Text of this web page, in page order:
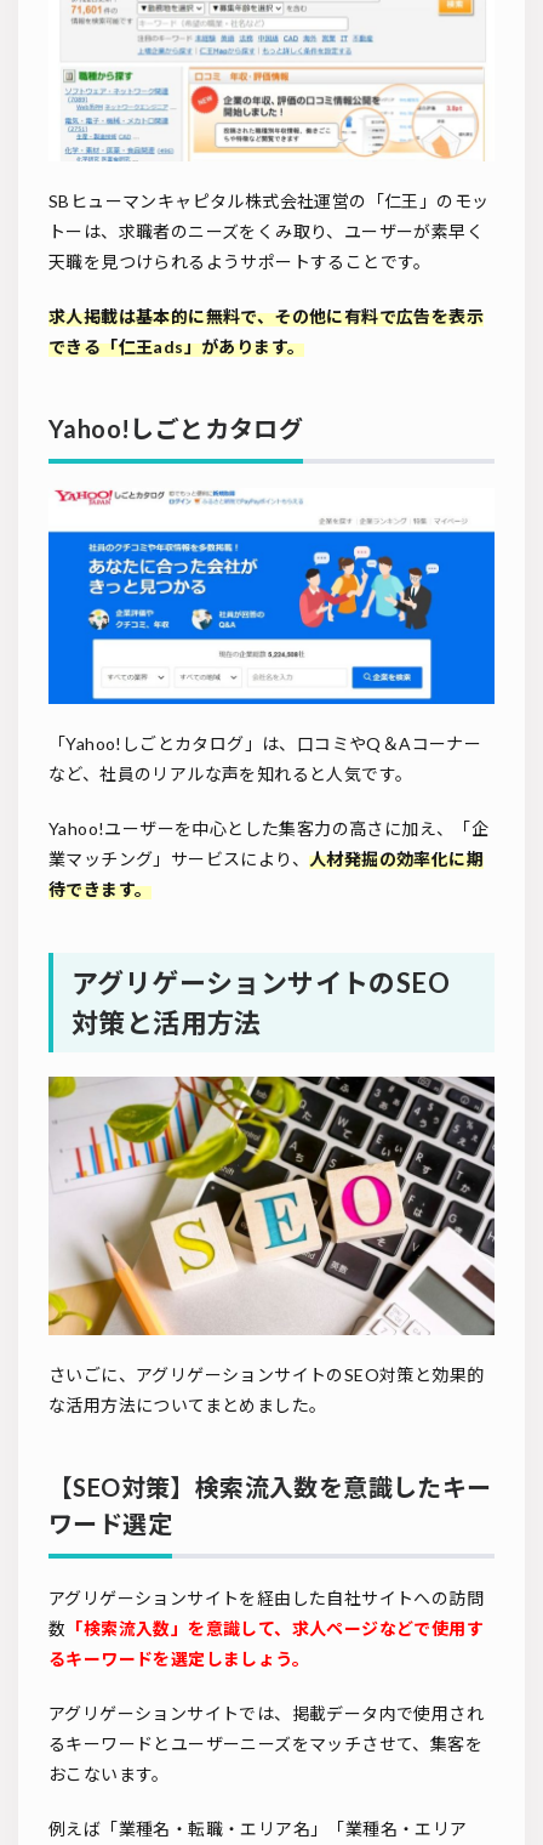
SBヒューマンキャピタル株式会社運営の「仁王」のモッ
トーは、求職者のニーズをくみ取り、ユーザーが素早く
天職を見つけられるようサポートすることです。
求人掲載は基本的に無料で、その他に有料で広告を表示
できる「仁王ads」があります。
Yahoo!しごとカタログ
「Yahoo!しごとカタログ」は、口コミやQ＆Aコーナー
など、社員のリアルな声を知れると人気です。
Yahoo!ユーザーを中心とした集客力の高さに加え、「企
業マッチング」サービスにより、 人材発掘の効率化に期
待できます。
アグリゲーションサイトのSEO
対策と活用方法
さいごに、アグリゲーションサイトのSEO対策と効果的
な活用方法についてまとめました。
【SEO対策】検索流入数を意識したキー
ワード選定
アグリゲーションサイトを経由した自社サイトへの訪問
数 「検索流入数」を意識して、求人ページなどで使用す
るキーワードを選定しましょう。
アグリゲーションサイトでは、掲載データ内で使用され
るキーワードとユーザーニーズをマッチさせて、集客を
おこないます。
例えば「業種名・転職・エリア名」「業種名・エリア